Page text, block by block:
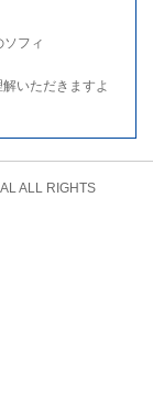
フィ
いただきますよ